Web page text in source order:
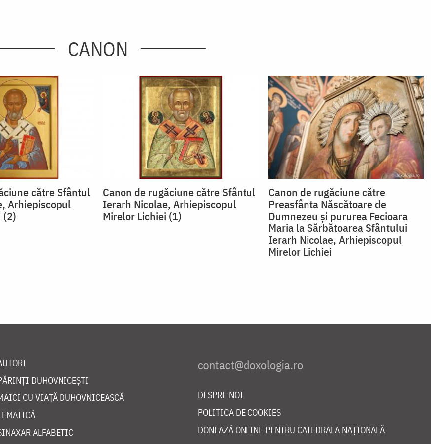
CANON
către Sfântul
Arhiepiscopul
(2)
Canon de rugăciune către Sfântul
Ierarh Nicolae, Arhiepiscopul
Mirelor Lichiei (1)
Canon de rugăciune către
Preasfânta Născătoare de
Dumnezeu şi pururea Fecioara
Maria la Sărbătoarea Sfântului
Ierarh Nicolae, Arhiepiscopul
Mirelor Lichiei
DUHOVNICEȘTI
CU VIAȚĂ DUHOVNICEASCĂ
ALFABETIC
DESPRE NOI
POLITICA DE COOKIES
DONEAZĂ ONLINE PENTRU CATEDRALA NAȚIONALĂ